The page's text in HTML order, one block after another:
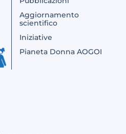
Aggiornamento
scientifico
Iniziative
Pianeta Donna AOGOI